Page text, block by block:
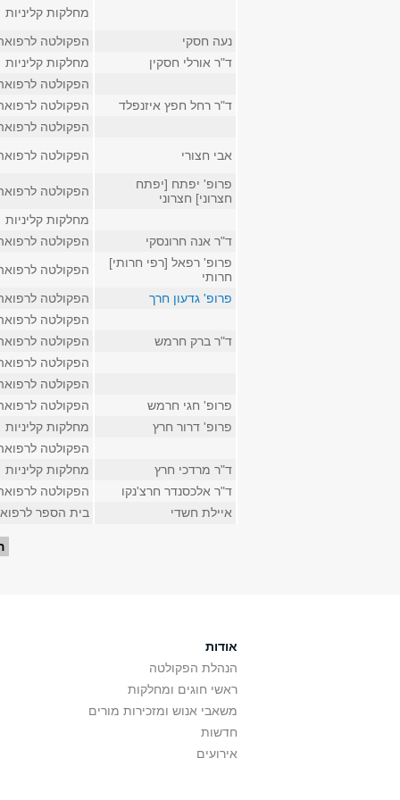
מחלקות קליניות
נעה חסקי
הפקולטה
ד"ר אורלי חסקין
מחלקות קליניות
הפקולטה
ד"ר רחל חפץ איזנפלד
הפקולטה
הפקולטה
אבי חצורי
הפקולטה
פרופ' יפתח [יפתח
חצרוני] חצרוני
הפקולטה
מחלקות קליניות
ד"ר אנה חרונסקי
הפקולטה
פרופ' רפאל [רפי חרותי]
חרותי
הפקולטה
פרופ' גדעון חרך
הפקולטה
הפקולטה
ד"ר ברק חרמש
הפקולטה
הפקולטה
הפקולטה
פרופ' חגי חרמש
הפקולטה
פרופ' דרור חרץ
מחלקות קליניות
הפקולטה
ד"ר מרדכי חרץ
מחלקות קליניות
ד"ר אלכסנדר חרצ'נקו
הפקולטה
איילת חשדי
בית הספר
אודות
הנהלת הפקולטה
ראשי חוגים ומחלקות
משאבי אנוש ומזכירות מורים
חדשות
אירועים